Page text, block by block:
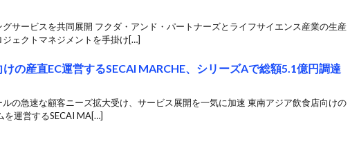
サービスを共同展開 フクダ・アンド・パートナーズとライフサイエンス産業の生産
ェクトマネジメントを手掛け[…]
の産直EC運営するSECAI MARCHE、シリーズAで総額5.1億円調達
の急速な顧客ニーズ拡大受け、サービス展開を一気に加速 東南アジア飲食店向けの
を運営するSECAI MA[…]